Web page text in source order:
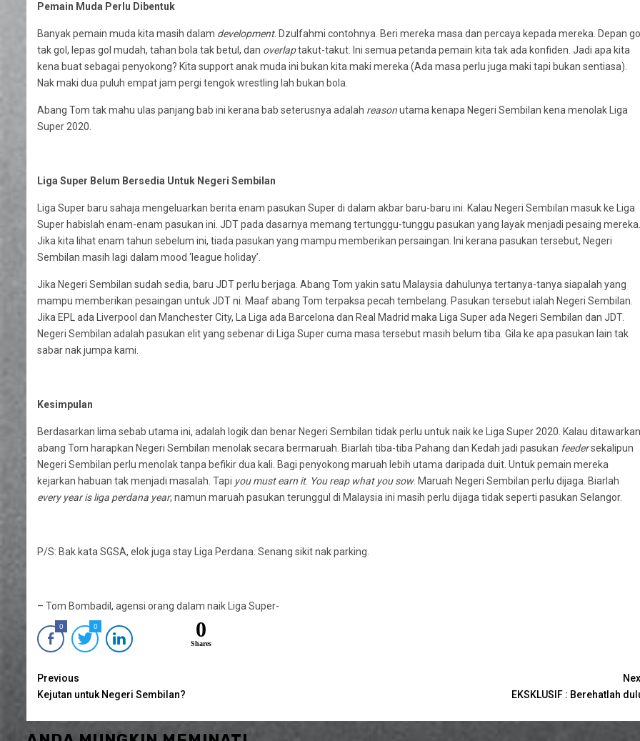
Pemain Muda Perlu Dibentuk
Banyak pemain muda kita masih dalam development. Dzulfahmi contohnya. Beri mereka masa dan percaya kepada mereka. Depan
tak gol, lepas gol mudah, tahan bola tak betul, dan overlaptakut-takut. Ini semua petanda pemain kita tak ada konfiden. Jadi apa kita
kena buat sebagai penyokong? Kita support anak muda ini bukan kita maki mereka (Ada masa perlu juga maki tapi bukan sentiasa).
Nak maki dua puluh empat jam pergi tengok wrestling lah bukan bola.
Abang Tom tak mahu ulas panjang bab ini kerana bab seterusnya adalah reasonutama kenapa Negeri Sembilan kena menolak Liga
Super 2020.
Liga Super Belum Bersedia Untuk Negeri Sembilan
Liga Super baru sahaja mengeluarkan berita enam pasukan Super di dalam akbar baru-baru ini. Kalau Negeri Sembilan masuk ke Liga
Super habislah enam-enam pasukan ini. JDT pada dasarnya memang tertunggu-tunggu pasukan yang layak menjadi pesaing mereka.
Jika kita lihat enam tahun sebelum ini, tiada pasukan yang mampu memberikan persaingan. Ini kerana pasukan tersebut, Negeri
Sembilan masih lagi dalam mood ‘league holiday’.
Jika Negeri Sembilan sudah sedia, baru JDT perlu berjaga. Abang Tom yakin satu Malaysia dahulunya tertanya-tanya siapalah yang
mampu memberikan pesaingan untuk JDT ni. Maaf abang Tom terpaksa pecah tembelang. Pasukan tersebut ialah Negeri Sembilan.
Jika EPL ada Liverpool dan Manchester City, La Liga ada Barcelona dan Real Madrid maka Liga Super ada Negeri Sembilan dan JDT.
Negeri Sembilan adalah pasukan elit yang sebenar di Liga Super cuma masa tersebut masih belum tiba. Gila ke apa pasukan lain tak
sabar nak jumpa kami.
Kesimpulan
Berdasarkan lima sebab utama ini, adalah logik dan benar Negeri Sembilan tidak perlu untuk naik ke Liga Super 2020. Kalau ditawarkan
abang Tom harapkan Negeri Sembilan menolak secara bermaruah. Biarlah tiba-tiba Pahang dan Kedah jadi pasukan feedersekalipun
Negeri Sembilan perlu menolak tanpa befikir dua kali. Bagi penyokong maruah lebih utama daripada duit. Untuk pemain mereka
kejarkan habuan tak menjadi masalah. Tapi you must earn it. You reap what you sow. Maruah Negeri Sembilan perlu dijaga. Biarlah
every year is liga perdana year, namun maruah pasukan terunggul di Malaysia ini masih perlu dijaga tidak seperti pasukan Selangor.
P/S: Bak kata SGSA, elok juga stay Liga Perdana. Senang sikit nak parking.
– Tom Bombadil, agensi orang dalam naik Liga Super-
0 0 0
Shares
Continue
Reading
Previous
Kejutan untuk Negeri Sembilan?
EKSKLUSIF : Berehatlah